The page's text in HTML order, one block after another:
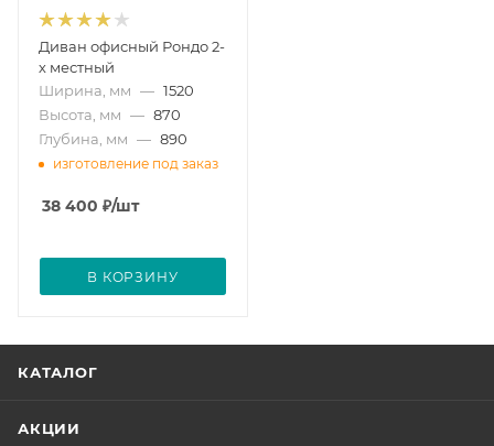
Диван офисный Рондо 2-
х местный
Ширина, мм — 1520
Высота, мм — 870
Глубина, мм — 890
изготовление под заказ
38 400 ₽/шт
В КОРЗИНУ
КАТАЛОГ
АКЦИИ